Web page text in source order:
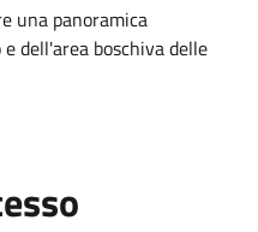
una panoramica
dell'area boschiva delle